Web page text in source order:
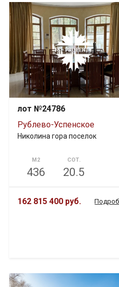
лот №24786
Рублево-Успенское
Николина гора поселок
М2
436
СОТ.
20.5
162 815 400 руб.